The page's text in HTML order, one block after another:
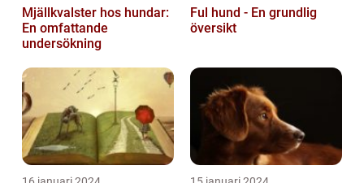
Mjällkvalster hos hundar:
En omfattande
undersökning
Ful hund - En grundlig
översikt